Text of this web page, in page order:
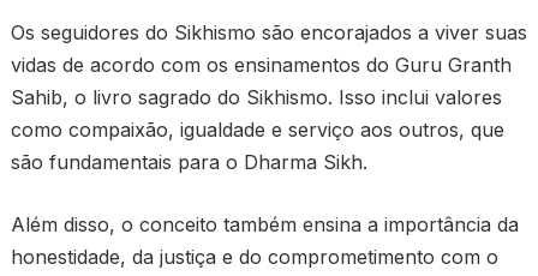
Os seguidores do Sikhismo são encorajados a viver suas
vidas de acordo com os ensinamentos do Guru Granth
Sahib, o livro sagrado do Sikhismo. Isso inclui valores
como compaixão, igualdade e serviço aos outros, que
são fundamentais para o Dharma Sikh.
Além disso, o conceito também ensina a importância da
honestidade, da justiça e do comprometimento com o